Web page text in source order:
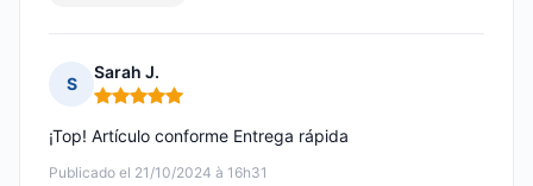
S
Sarah J.
Nota: 5 de 5
Publicado el 21/10/2024 à 16h31
¡Top! Artículo conforme Entrega rápida